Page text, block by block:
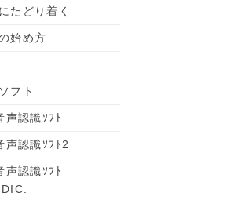
たどり着く
始め方
フト
声認識ｿﾌﾄ
声認識ｿﾌﾄ2
声認識ｿﾌﾄ